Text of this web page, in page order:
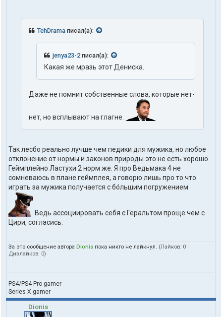
TehDrama писал(а):
jenya23-2 писал(а):
Какая же мразь этот Дениска.
Даже не помнит собственные слова, которые нет-
нет, но всплывают на глагне.
Так лесбо реально лучше чем педики для мужика, но любое
отклонение от нормы и законов природы это не есть хорошо.
Геймплейно Ластухи 2 норм же. Я про Ведьмака 4 не
сомневаюсь в плане геймплея, а говорю лишь про то что
играть за мужика получается с бо́льшим погружением
Ведь ассоциировать себя с Геральтом проще чем с
Цири, согласись.
За это сообщение автора Dionis пока никто не лайкнул. (Лайков: 0 ·
Дизлайков: 0)
PS4/PS4 Pro gamer
Series X gamer
Dionis